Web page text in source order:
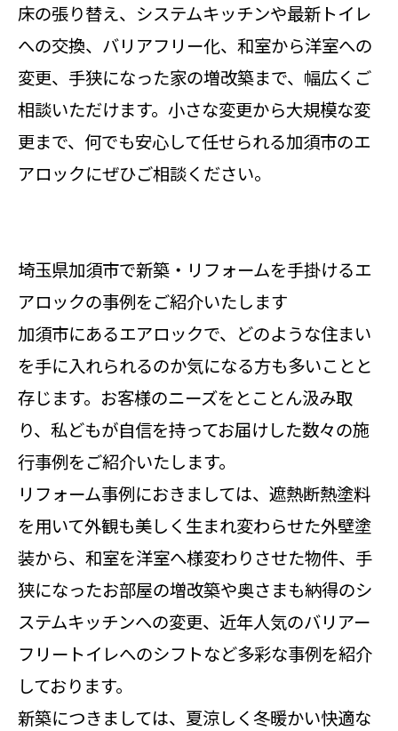
床の張り替え、システムキッチンや最新トイレ
への交換、バリアフリー化、和室から洋室への
変更、手狭になった家の増改築まで、幅広くご
相談いただけます。小さな変更から大規模な変
更まで、何でも安心して任せられる加須市のエ
アロックにぜひご相談ください。
埼玉県加須市で新築・リフォームを手掛けるエ
アロックの事例をご紹介いたします
加須市にあるエアロックで、どのような住まい
を手に入れられるのか気になる方も多いことと
存じます。お客様のニーズをとことん汲み取
り、私どもが自信を持ってお届けした数々の施
行事例をご紹介いたします。
リフォーム事例におきましては、遮熱断熱塗料
を用いて外観も美しく生まれ変わらせた外壁塗
装から、和室を洋室へ様変わりさせた物件、手
狭になったお部屋の増改築や奥さまも納得のシ
ステムキッチンへの変更、近年人気のバリアー
フリートイレへのシフトなど多彩な事例を紹介
しております。
新築につきましては、夏涼しく冬暖かい快適な